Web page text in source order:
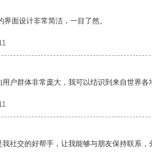
界面设计非常简洁，一目了然。
户群体非常庞大，我可以结识到来自世界各
社交的好帮手，让我能够与朋友保持联系，